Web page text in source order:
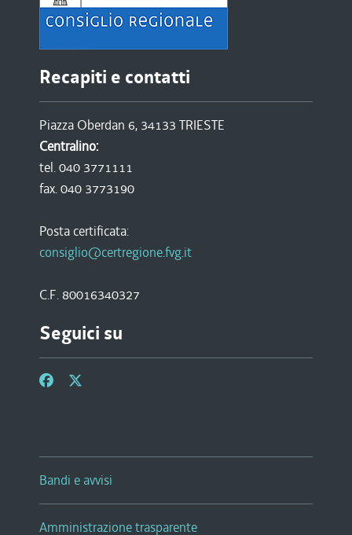
Recapiti e contatti
Piazza Oberdan 6, 34133 TRIESTE
Centralino:
tel. 040 3771111
fax. 040 3773190
Posta certificata:
consiglio@certregione.fvg.it
C.F. 80016340327
Seguici su
Bandi e avvisi
Amministrazione trasparente